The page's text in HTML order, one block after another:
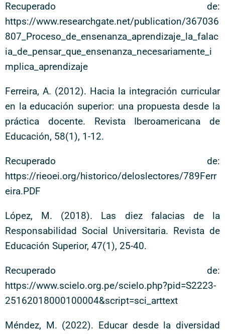
Recuperado de:
https://www.researchgate.net/publication/367036
807_Proceso_de_ensenanza_aprendizaje_la_falac
ia_de_pensar_que_ensenanza_necesariamente_i
mplica_aprendizaje
Ferreira, A. (2012). Hacia la integración curricular
en la educación superior: una propuesta desde la
práctica docente. Revista Iberoamericana de
Educación, 58(1), 1-12.
Recuperado de:
https://rieoei.org/historico/deloslectores/789Ferr
eira.PDF
López, M. (2018). Las diez falacias de la
Responsabilidad Social Universitaria. Revista de
Educación Superior, 47(1), 25-40.
Recuperado de:
https://www.scielo.org.pe/scielo.php?pid=S2223-
25162018000100004&script=sci_arttext
Méndez, M. (2022). Educar desde la diversidad